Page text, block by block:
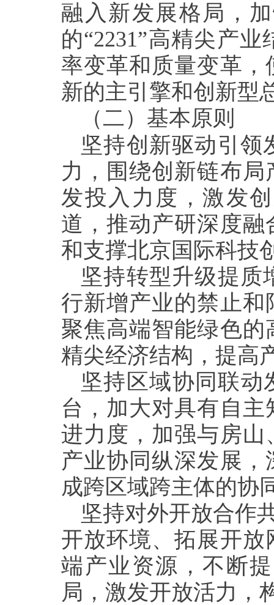
融入新发展格局，
的“2231”高精尖产业
率变革和质量变革
新的主引擎和创新型
（二）基本原则
坚持创新驱动引领
力，围绕创新链布
发投入力度，激发
道，推动产研深度
和支撑北京国际科技
坚持转型升级提质
行新增产业的禁止
聚焦高端智能绿色
精尖经济结构，提高
坚持区域协同联动
台，加大对具有自
进力度，加强与房
产业协同纵深发展
成跨区域跨主体的协
坚持对外开放合作
开放环境、拓展开
端产业资源，不断
局，激发开放活力，